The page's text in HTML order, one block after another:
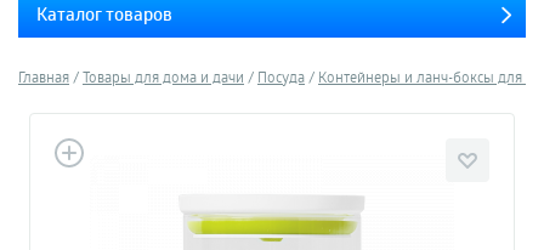
Каталог товаров
Главная Товары для дома и дачи Посуда Контейнеры и ланч-боксы для